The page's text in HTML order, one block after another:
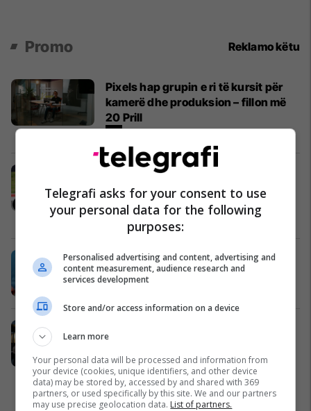
Promo Reklamo këtu
Pixels hap grupin e ri të kursit për
kamerë dhe produksion – fillon më
20 Prill
Pixels
A je gati me u ni si kampion? Vetëm
5 persona përfitojnë nga kjo super
ofertë
Auto Mita
Një mënyrë më e zgjuar për të
udhëtuar: Si funksionon RruGO
Kosovë për panele dekorative – mbi
1000m² inspirim për dizajn modern
Interia
Telegrafi asks for your consent to use
your personal data for the following
purposes:
Personalised advertising and content, advertising and
content measurement, audience research and
services development
Store and/or access information on a device
Learn more
Your personal data will be processed and information from
your device (cookies, unique identifiers, and other device
data) may be stored by, accessed by and shared with 369
partners, or used specifically by this site. We and our partners
may use precise geolocation data. List of partners.